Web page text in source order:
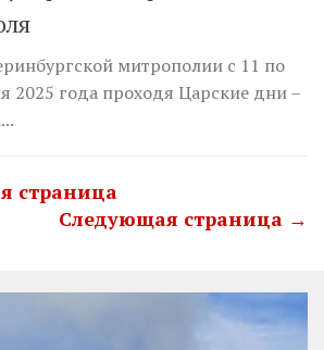
митрополии с 11 по
2025 года проходя Царские дни –
страница
Следующая страница →